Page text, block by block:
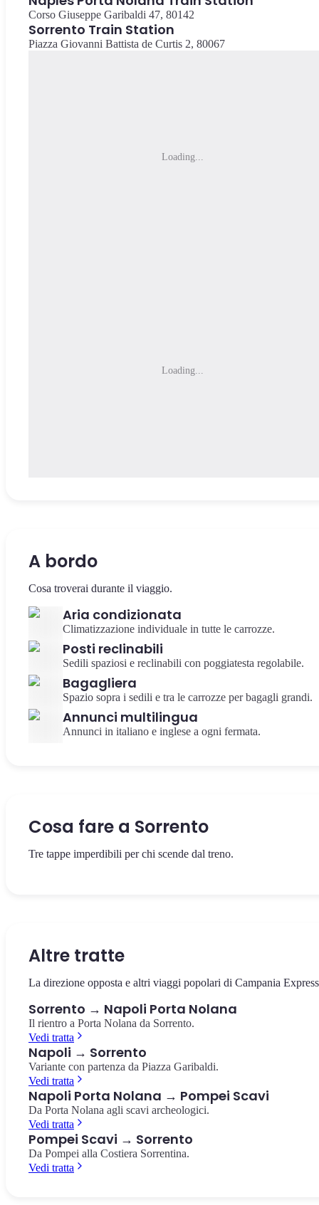
Corso Giuseppe Garibaldi 47, 80142
Sorrento Train Station
Piazza Giovanni Battista de Curtis 2, 80067
Loading...
Loading...
A bordo
Cosa troverai durante il viaggio.
Aria condizionata
Climatizzazione individuale in tutte le carrozze.
Posti reclinabili
Sedili spaziosi e reclinabili con poggiatesta regolabile.
Bagagliera
Spazio sopra i sedili e tra le carrozze per bagagli grandi.
Annunci multilingua
Annunci in italiano e inglese a ogni fermata.
Cosa fare a Sorrento
Tre tappe imperdibili per chi scende dal treno.
Altre tratte
La direzione opposta e altri viaggi popolari di Campania
Sorrento → Napoli Porta Nolana
Il rientro a Porta Nolana da Sorrento.
Vedi tratta
Napoli → Sorrento
Variante con partenza da Piazza Garibaldi.
Vedi tratta
Napoli Porta Nolana → Pompei Scavi
Da Porta Nolana agli scavi archeologici.
Vedi tratta
Pompei Scavi → Sorrento
Da Pompei alla Costiera Sorrentina.
Vedi tratta